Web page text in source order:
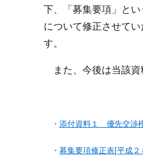
下、「募集要項」と
について修正させて
す。
また、今後は当該資
・ 添付資料１ 優先交渉
・ 募集要項修正表[平成